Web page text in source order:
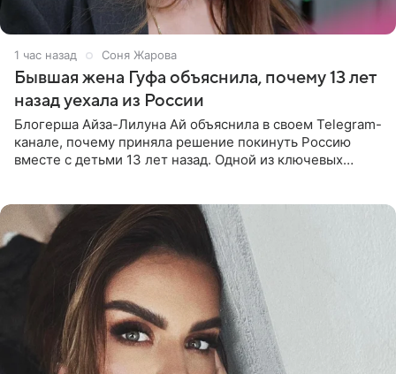
1 час назад Соня Жарова
Бывшая жена Гуфа объяснила, почему 13 лет
назад уехала из России
Блогерша Айза-Лилуна Ай объяснила в своем Telegram-
канале, почему приняла решение покинуть Россию
вместе с детьми 13 лет назад. Одной из ключевых